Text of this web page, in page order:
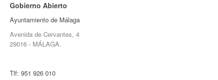
Gobierno Abierto
Ayuntamiento de Málaga
Avenida de Cervantes, 4
29016 - MÁLAGA.
Tlf: 951 926 010